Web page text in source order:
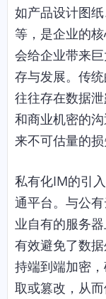
如产品设计图
等，是企业的
会给企业带来
存与发展。传
往往存在数据
和商业机密的
来不可估量的损
私有化IM的引
通平台。与公
业自有的服务
有效避免了数
持端到端加密
取或篡改，从